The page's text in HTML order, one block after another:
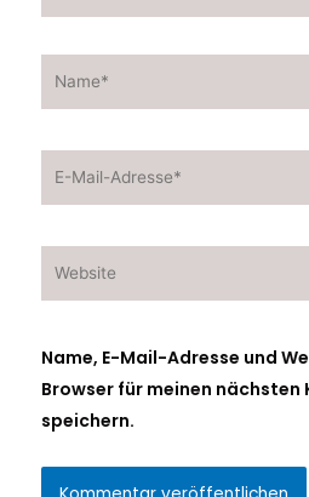
Name*
E-
Website
Name, E-Mail-Adresse und
Browser für meinen nächsten
speichern.